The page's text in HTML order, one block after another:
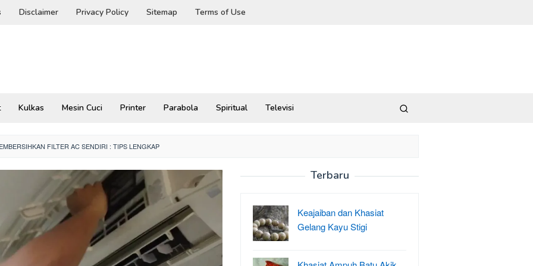
Disclaimer Privacy Policy Sitemap Terms of Use
Kulkas Mesin Cuci Printer Parabola Spiritual Televisi
FILTER AC SENDIRI : TIPS LENGKAP
Terbaru
Keajaiban dan Khasiat
Gelang Kayu Stigi